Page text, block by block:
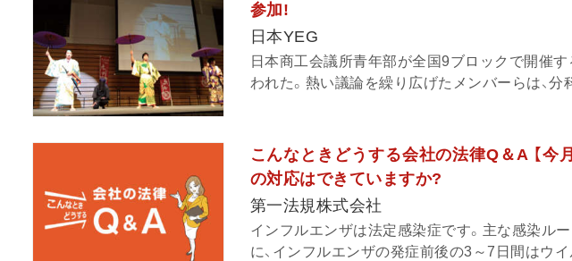
参加!
日本YEG
日本商工会議所青年部が全国9ブロックで開催
われた。熱い議論を繰り広げたメンバーらは、分
こんなときどうする会社の法律Q＆A 【今
の対応はできていますか?
第一法規株式会社
インフルエンザは法定感染症です。主な感染ルー
に、インフルエンザの発症前後の3～7日間はウイ